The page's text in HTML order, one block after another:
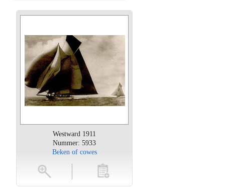
Westward 1911
Nummer: 5933
Beken of cowes
toevoegen